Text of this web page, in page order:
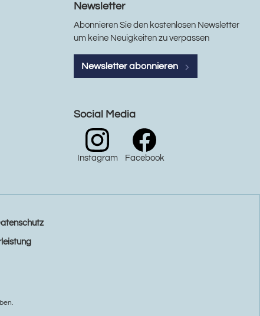
Newsletter
Abonnieren Sie den kostenlosen Newsletter
um keine Neuigkeiten zu verpassen
Newsletter abonnieren
Social Media
Instagram Facebook